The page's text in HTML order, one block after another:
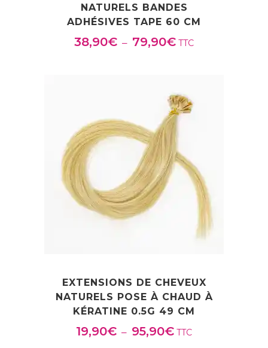
NATURELS BANDES
ADHÉSIVES TAPE 60 CM
38,90€ – 79,90€Plage
à
79,90€
TTC
EXTENSIONS DE CHEVEUX
NATURELS POSE À CHAUD À
KÉRATINE 0.5G 49 CM
19,90€ – 95,90€Plage
TTC